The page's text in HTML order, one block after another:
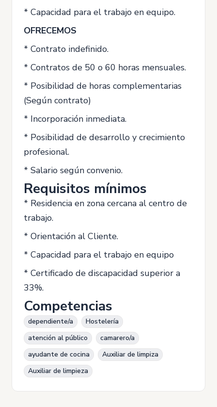
* Capacidad para el trabajo en equipo.
OFRECEMOS
* Contrato indefinido.
* Contratos de 50 o 60 horas mensuales.
* Posibilidad de horas complementarias
(Según contrato)
* Incorporación inmediata.
* Posibilidad de desarrollo y crecimiento
profesional.
* Salario según convenio.
Requisitos mínimos
* Residencia en zona cercana al centro de
trabajo.
* Orientación al Cliente.
* Capacidad para el trabajo en equipo
* Certificado de discapacidad superior a
33%.
Competencias
dependiente/a
Hostelería
atención al público
camarero/a
ayudante de cocina
Auxiliar de limpiza
Auxiliar de limpieza